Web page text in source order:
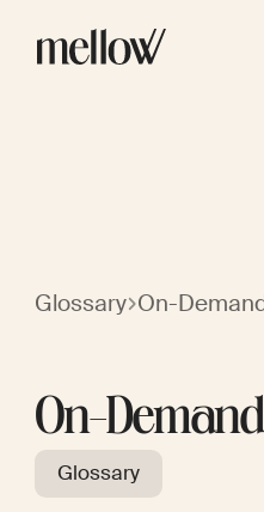
Glossary On-
On-
Glossary